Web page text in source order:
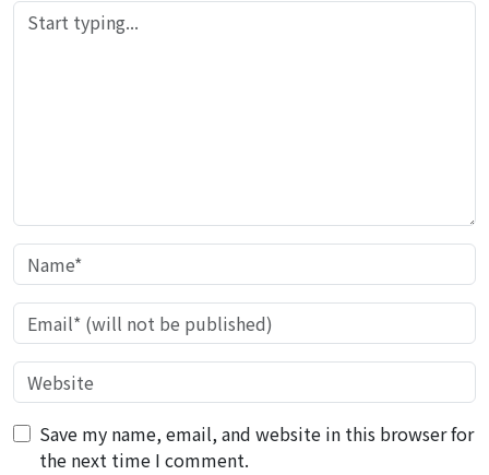
Save my name, email, and website in this browser for
the next time I comment.